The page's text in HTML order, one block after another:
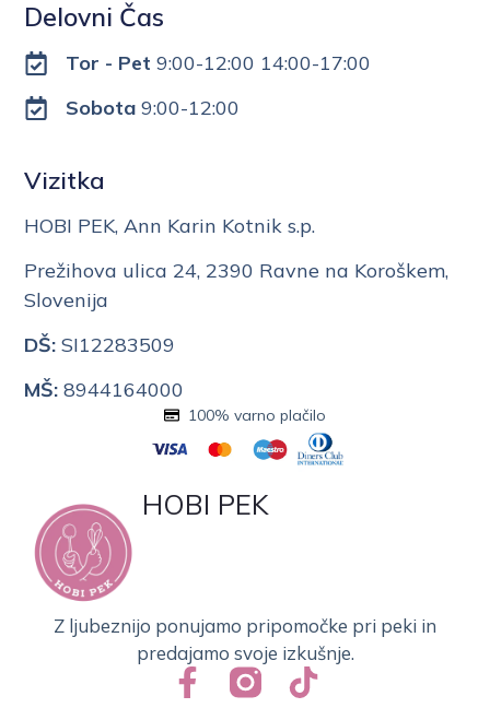
Delovni Čas
Tor - Pet 9:00-12:00 14:00-17:00
Sobota9:00-12:00
Vizitka
HOBI PEK, Ann Karin Kotnik s.p.
Prežihova ulica 24, 2390 Ravne na Koroškem,
Slovenija
DŠ: SI12283509
MŠ: 8944164000
HOBI PEK
Z ljubeznijo ponujamo pripomočke pri peki in
predajamo svoje izkušnje.
100% varno plačilo